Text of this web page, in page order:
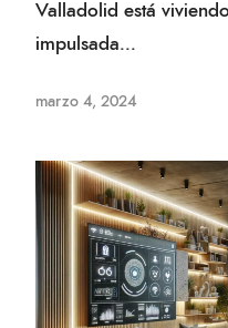
Valladolid está
impulsada...
marzo 4, 2024